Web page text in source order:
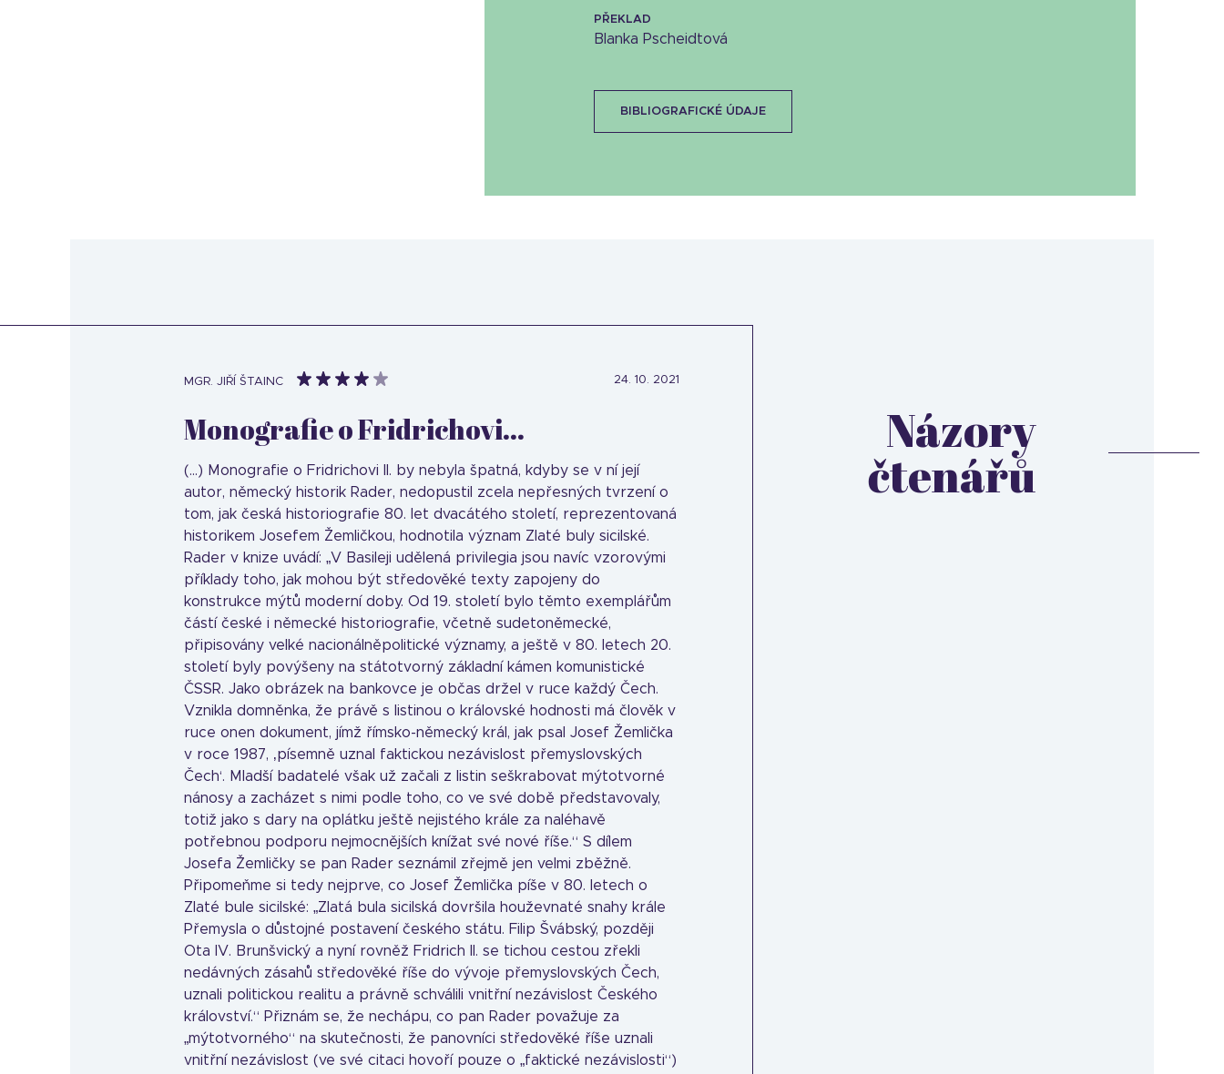
PŘEKLAD
Blanka Pscheidtová
BIBLIOGRAFICKÉ ÚDAJE
Názory
čtenářů
MGR. JIŘÍ ŠTAINC 24. 10. 2021
Monografie o Fridrichovi...
(...) Monografie o Fridrichovi II. by nebyla špatná, kdyby se v ní její
autor, německý historik Rader, nedopustil zcela nepřesných tvrzení o
tom, jak česká historiografie 80. let dvacátého století, reprezentovaná
historikem Josefem Žemličkou, hodnotila význam Zlaté buly sicilské.
Rader v knize uvádí: „V Basileji udělená privilegia jsou navíc vzorovými
příklady toho, jak mohou být středověké texty zapojeny do
konstrukce mýtů moderní doby. Od 19. století bylo těmto exemplářům
částí české i německé historiografie, včetně sudetoněmecké,
připisovány velké nacionálněpolitické významy, a ještě v 80. letech 20.
století byly povýšeny na státotvorný základní kámen komunistické
ČSSR. Jako obrázek na bankovce je občas držel v ruce každý Čech.
Vznikla domněnka, že právě s listinou o královské hodnosti má člověk v
ruce onen dokument, jímž římsko-německý král, jak psal Josef Žemlička
v roce 1987, ‚písemně uznal faktickou nezávislost přemyslovských
Čech‘. Mladší badatelé však už začali z listin seškrabovat mýtotvorné
nánosy a zacházet s nimi podle toho, co ve své době představovaly,
totiž jako s dary na oplátku ještě nejistého krále za naléhavě
potřebnou podporu nejmocnějších knížat své nové říše.“ S dílem
Josefa Žemličky se pan Rader seznámil zřejmě jen velmi zběžně.
Připomeňme si tedy nejprve, co Josef Žemlička píše v 80. letech o
Zlaté bule sicilské: „Zlatá bula sicilská dovršila houževnaté snahy krále
Přemysla o důstojné postavení českého státu. Filip Švábský, později
Ota IV. Brunšvický a nyní rovněž Fridrich II. se tichou cestou zřekli
nedávných zásahů středověké říše do vývoje přemyslovských Čech,
uznali politickou realitu a právně schválili vnitřní nezávislost Českého
království.“ Přiznám se, že nechápu, co pan Rader považuje za
„mýtotvorného“ na skutečnosti, že panovníci středověké říše uznali
vnitřní nezávislost (ve své citaci hovoří pouze o „faktické nezávislosti“)